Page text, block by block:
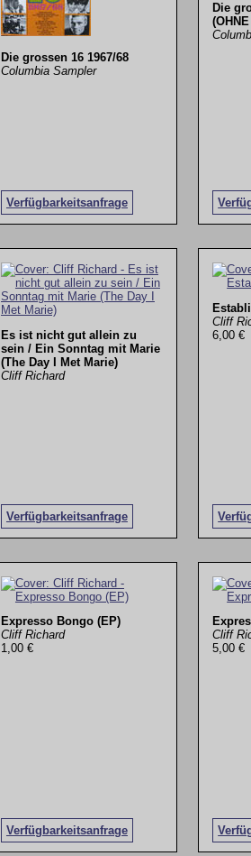
Die grossen 16 1967/68
Columbia Sampler
Verfügbarkeitsanfrage
Die
Es ist nicht gut allein zu
sein / Ein Sonntag mit Marie
(The Day I Met Marie)
Cliff Richard
Verfügbarkeitsanfrage
Cliff
6,00 €
Expresso Bongo (EP)
Cliff Richard
1,00 €
Verfügbarkeitsanfrage
Cliff
5,00 €